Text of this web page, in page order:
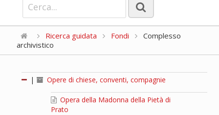
Ricerca guidata Fondi
Complesso
archivistico
| Opere di chiese, conventi, compagnie
Opera della Madonna della Pietà di
Prato